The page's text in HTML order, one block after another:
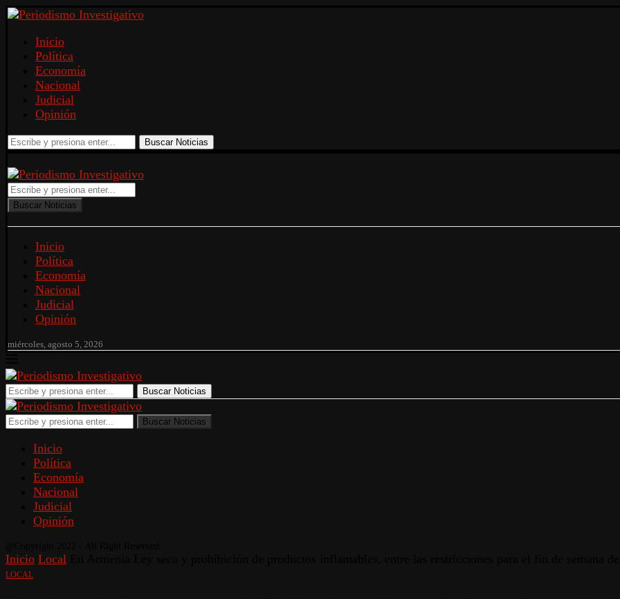
Inicio
Política
Economía
Nacional
Judicial
Opinión
Buscar Noticias
Buscar Noticias
Inicio
Política
Economía
Nacional
Judicial
Opinión
miércoles, agosto 5, 2026
Buscar Noticias
Buscar Noticias
Inicio
Política
Economía
Nacional
Judicial
Opinión
Inicio Local
LOCAL